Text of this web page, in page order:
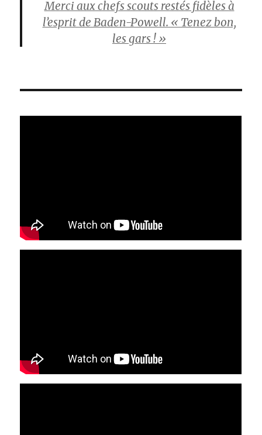
Merci aux chefs scouts restés fidèles à
l’esprit de Baden-Powell. « Tenez bon,
les gars ! »